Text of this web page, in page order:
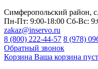
Симферопольский район,
Пн-Пт: 9:00-18:00 Сб-Вс:
zakaz@inservo.ru
8 (800) 222-44-57 8 (978)
Обратный звонок
Корзина Ваша корзина